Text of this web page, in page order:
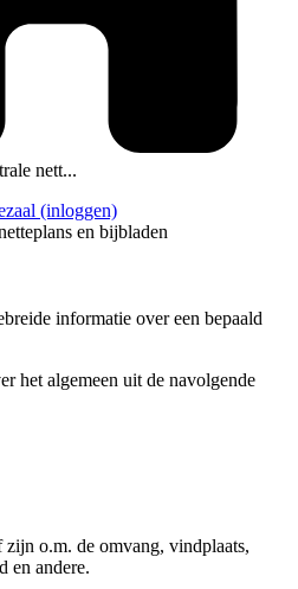
nett...
(inloggen)
en bijbladen
informatie over een bepaald
het algemeen uit de navolgende
o.m. de omvang, vindplaats,
en andere.